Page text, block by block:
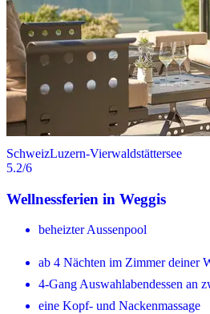
SchweizLuzern-Vierwaldstättersee
5.2/6
Wellnessferien in Weggis
beheizter Aussenpool
ab 4 Nächten im Zimmer deiner
4-Gang Auswahlabendessen an
eine Kopf- und Nackenmassage